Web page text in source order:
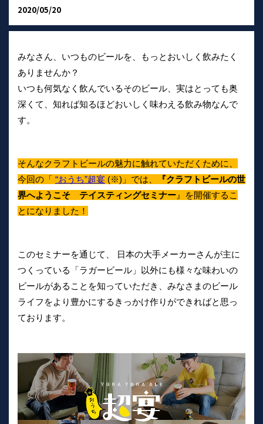
2020/05/20
みなさん、いつものビールを、もっとおいしく飲みたく
ありませんか？
いつも何気なく飲んでいるそのビール、実はとっても奥
深くて、知れば知るほどおいしく味わえる飲み物なんで
す。
そんなクラフトビールの魅力に触れていただくために、
今回の「 “おうち”超宴 (※)」では、
『クラフトビールの世
界へようこそ テイスティングセミナー 』を開催するこ
とになりました！
このセミナーを通じて、 日本の大手メーカーさんが主に
つくっている「ラガービール」以外にも様々な味わいの
ビールがあることを知っていただき、みなさまのビール
ライフをより豊かにするきっかけ作りができればと思っ
ております。